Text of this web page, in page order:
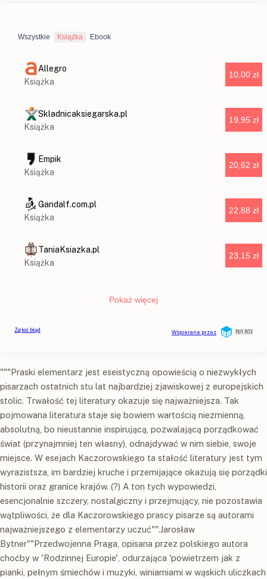
"""Praski elementarz jest eseistyczną opowieścią o niezwykłych
pisarzach ostatnich stu lat najbardziej zjawiskowej z europejskich
stolic. Trwałość tej literatury okazuje się najważniejsza. Tak
pojmowana literatura staje się bowiem wartością niezmienną,
absolutną, bo nieustannie inspirującą, pozwalającą porządkować
świat (przynajmniej ten własny), odnajdywać w nim siebie, swoje
miejsce. W esejach Kaczorowskiego ta stałość literatury jest tym
wyrazistsza, im bardziej kruche i przemijające okazują się porządki
historii oraz granice krajów. (?) A ton tych wypowiedzi,
esencjonalnie szczery, nostalgiczny i przejmujący, nie pozostawia
wątpliwości, że dla Kaczorowskiego prascy pisarze są autorami
najważniejszego z elementarzy uczuć"".Jarosław
Bytner""Przedwojenna Praga, opisana przez polskiego autora
choćby w 'Rodzinnej Europie', odurzająca 'powietrzem jak z
pianki, pełnym śmiechów i muzyki, winiarniami w wąskich uliczkach